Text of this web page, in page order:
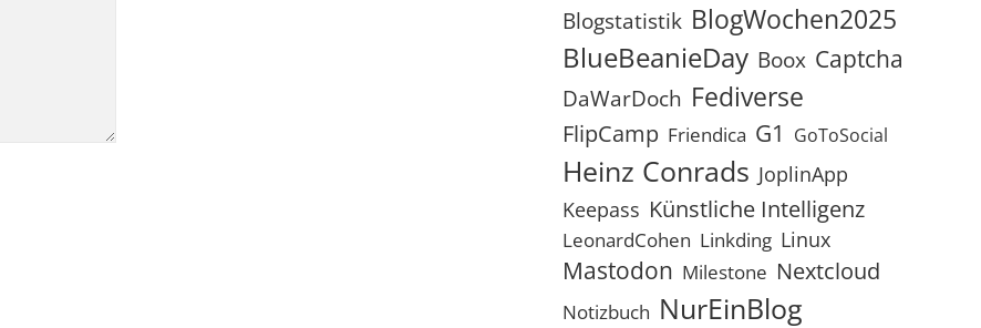
Blogstatistik BlogWochen2025
BlueBeanieDay Boox Captcha
DaWarDoch Fediverse
FlipCamp Friendica G1 GoToSocial
Heinz Conrads JoplinApp
Keepass Künstliche Intelligenz
LeonardCohen Linkding Linux
Mastodon Milestone Nextcloud
Notizbuch NurEinBlog